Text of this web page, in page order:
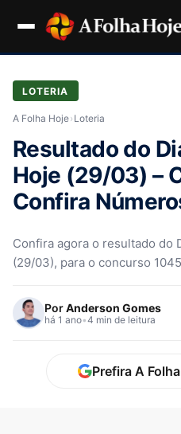
LOTERIA
A Folha Hoje› Loteria
Resultado do
Hoje (29/03) –
Confira
Confira agora o resultado do
(29/03), para o concurso 1045
PorAnderson Gomes
há 1 ano•4 min de leitura
Prefira A